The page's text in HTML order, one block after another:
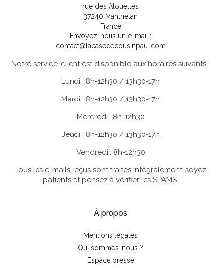
rue des Alouettes
37240 Manthelan
France
Envoyez-nous un e-mail :
contact@lacasedecousinpaul.com
Notre service-client est disponible aux horaires suivants :
Lundi : 8h-12h30 / 13h30-17h
Mardi : 8h-12h30 / 13h30-17h
Mercredi : 8h-12h30
Jeudi : 8h-12h30 / 13h30-17h
Vendredi : 8h-12h30
Tous les e-mails reçus sont traités intégralement, soyez
patients et pensez à vérifier les SPAMS.
À propos
Mentions légales
Qui sommes-nous ?
Espace presse